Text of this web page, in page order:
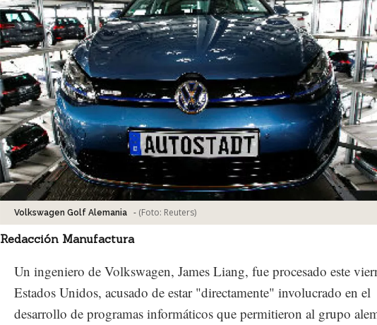
Volkswagen Golf Alemania - (Foto: Reuters)
Redacción Manufactura
Un ingeniero de Volkswagen, James Liang, fue procesado este
Estados Unidos, acusado de estar "directamente" involucrado en el
desarrollo de programas informáticos que permitieron al grupo